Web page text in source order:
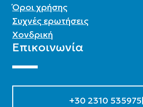
Όροι χρήσης
Συχνές ερωτήσεις
Χονδρική
Επικοινωνία
+30 2310 535975